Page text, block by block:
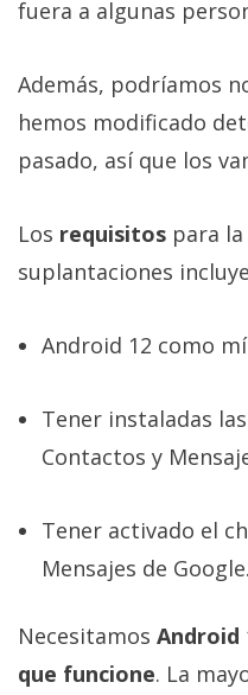
fuera a algunas
Además, podríamos
hemos modificado
pasado, así que los
Los requisitos para
suplantaciones
Android 12 como
Tener instaladas
Contactos y
Tener activado el
Mensajes de Google.
Necesitamos Android
que funcione. La